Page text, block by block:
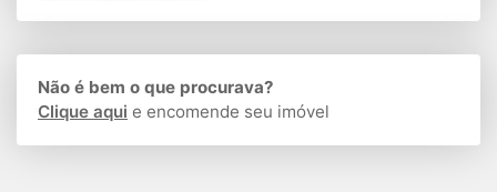
Não é bem o que procurava?
Clique aqui e encomende seu imóvel